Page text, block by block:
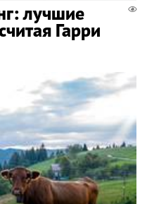
лучшие
Гарри